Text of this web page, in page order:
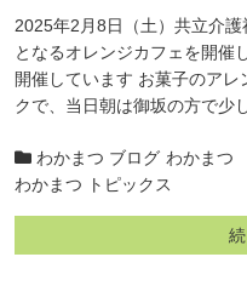
2025年2月8日（土）共立介
となるオレンジカフェを開催
開催しています お菓子のア
クで、当日朝は御坂の方で少
わかまつ ブログ わかまつ
わかまつ トピックス